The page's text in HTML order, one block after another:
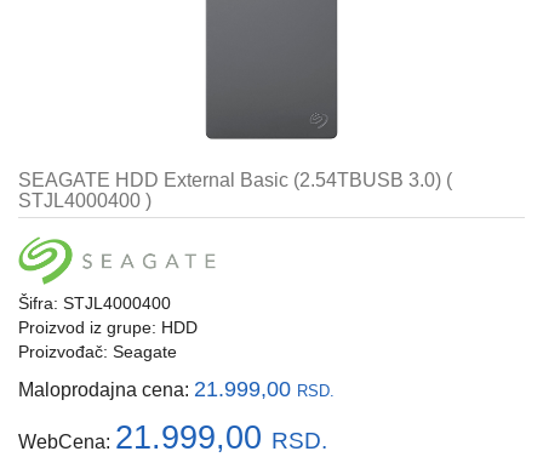
satovi
oprema
Gaming
oprema
Štampanje
skeniranje
SEAGATE HDD External Basic (2.54TBUSB 3.0) (
STJL4000400 )
Šifra: STJL4000400
Proizvod iz grupe: HDD
Proizvođač: Seagate
Maloprodajna cena: 21.999,00 RSD.
WebCena: 21.999,00 RSD.